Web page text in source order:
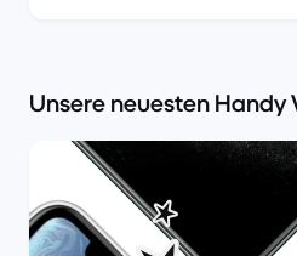
Unsere neuesten Handy